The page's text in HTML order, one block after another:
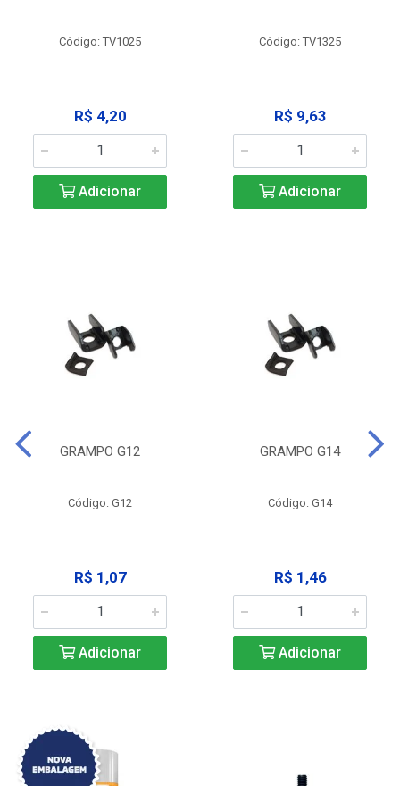
Código: TV1025
R$ 4,20
Adicionar
Código: TV1325
R$ 9,63
Adicionar
GRAMPO G12
Código: G12
R$ 1,07
Adicionar
GRAMPO G14
Código: G14
R$ 1,46
Adicionar